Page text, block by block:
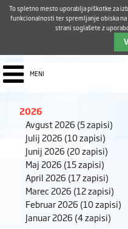
E-pošta ZUDV
MENI
2026
Avgust 2026 (5 zapisi)
Julij 2026 (10 zapisi)
Junij 2026 (20 zapisi)
Maj 2026 (15 zapisi)
April 2026 (17 zapisi)
Marec 2026 (12 zapisi)
Februar 2026 (10 zapisi)
Januar 2026 (4 zapisi)
To spletno mesto uporablja piškotke za
funkcionalnosti ter spremljanje obiska
strani soglašete z